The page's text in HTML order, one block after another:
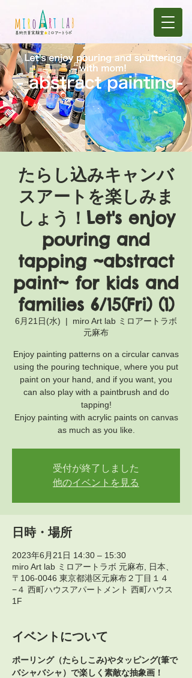
たらし込みキャンバ
スアートを楽しみま
しょう！Let's enjoy
pouring and
tapping ~abstract
paint~ for kids and
families 6/15(Fri) (1)
6月21日(水)
  |
miro Art lab ミロアートラボ
元麻布
Enjoy painting patterns on a circular canvas
using the pouring technique, where you put
paint on your hand, and if you want, you
can also play with a paintbrush and do
tapping!
Enjoy painting with acrylic paints on canvas
as much as you like.
受付が終了しました
他のイベントを見る
日時・場所
2023年6月21日 14:30 – 15:30
miro Art lab ミロアートラボ 元麻布, 日本、
〒106-0046 東京都港区元麻布２丁目１４
−４ 西町ハウスアパートメント 西町ハウス
1F
イベントについて
ポーリング（たらしこみ)やタッピング(筆で
バシャバシャ）で楽しく素敵な抽象画！